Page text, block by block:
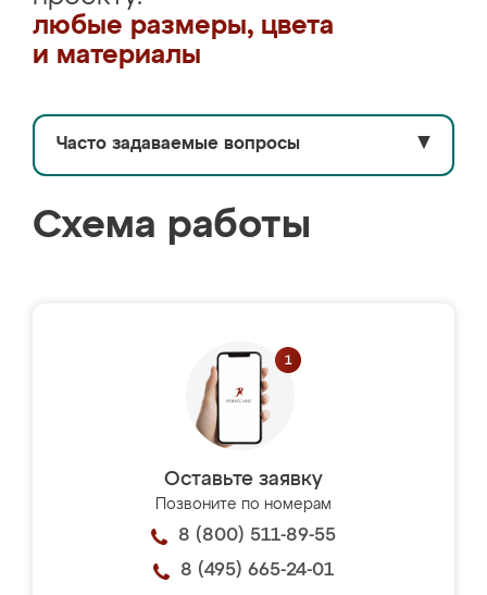
любые размеры, цвета
и материалы
Часто задаваемые вопросы ▼
Схема работы
Оставьте заявку
Позвоните по номерам
8 (800) 511-89-55
8 (495) 665-24-01